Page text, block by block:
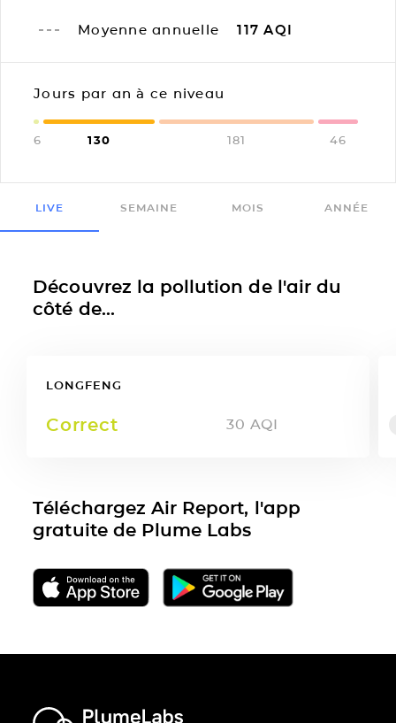
Moyenne annuelle 117 AQI
Jours par an à ce niveau
6 130 181 46
LIVE SEMAINE MOIS ANNÉE
Découvrez la pollution de l'air du
côté de...
LONGFENG
Correct 30 AQI
Téléchargez Air Report, l'app
gratuite de Plume Labs